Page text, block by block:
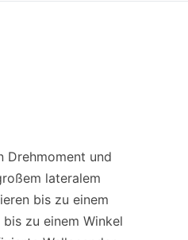
Drehmoment und
lateralem
bis zu einem
zu einem Winkel